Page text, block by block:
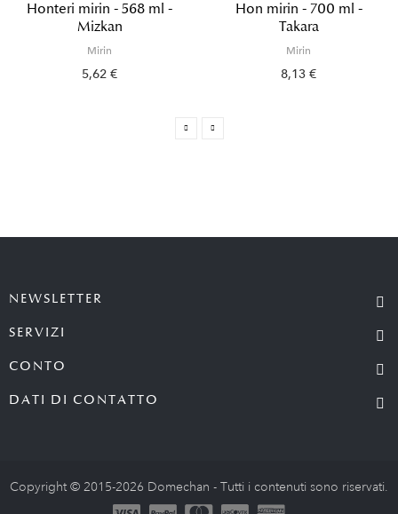
Honteri mirin - 568 ml -
Mizkan
Mirin
5,62 €
Hon mirin - 700 ml -
Takara
Mirin
8,13 €
NEWSLETTER
SERVIZI
CONTO
DATI DI CONTATTO
Copyright © 2015-2026 Domechan - Tutti i contenuti sono riservati.